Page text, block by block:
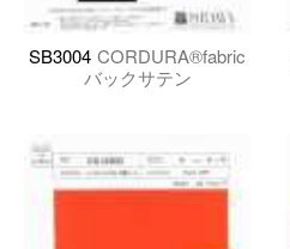
SB3004 CORDURA®fabric
バックサテン